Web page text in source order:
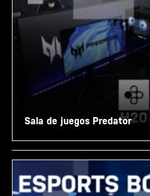
Sala de juegos Predator